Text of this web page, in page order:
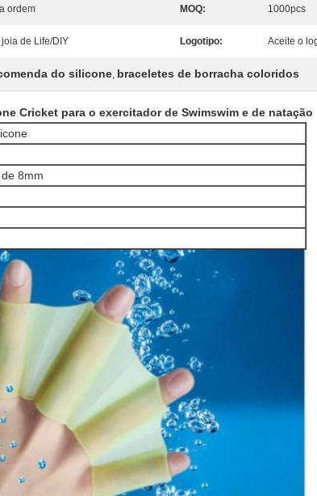
ordem MOQ: 1000pcs
de Life/DIY Logotipo: Aceite o
do silicone, braceletes de borracha coloridos
Cricket para o exercitador de Swimswim e de natação
8mm